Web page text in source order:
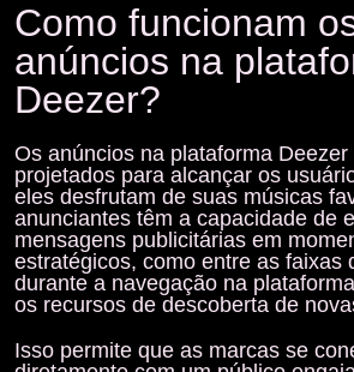
Como funcionam
anúncios na
Deezer?
Os anúncios na plataforma Deezer
projetados para alcançar os
eles desfrutam de suas músicas
anunciantes têm a capacidade de
mensagens publicitárias em
estratégicos, como entre as faixas
durante a navegação na
os recursos de descoberta de
Isso permite que as marcas se